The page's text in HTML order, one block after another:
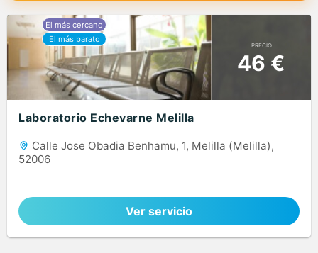
PRECIO
46 €
Laboratorio Echevarne Melilla
Calle Jose Obadia Benhamu, 1, Melilla (Melilla),
52006
Ver servicio